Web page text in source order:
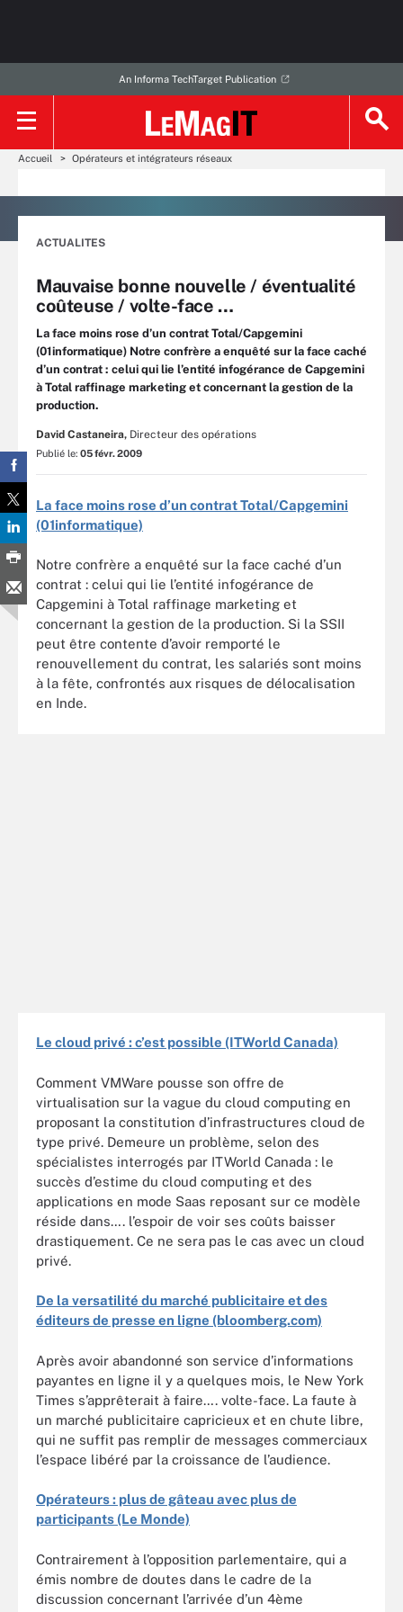
An Informa TechTarget Publication
Accueil Opérateurs et intégrateurs réseaux
ACTUALITES
Mauvaise bonne nouvelle / éventualité
coûteuse / volte-face …
La face moins rose d’un contrat Total/Capgemini
(01informatique) Notre confrère a enquêté sur la face caché
d’un contrat : celui qui lie l’entité infogérance de Capgemini
à Total raffinage marketing et concernant la gestion de la
production.
David Castaneira, Directeur des opérations
Publié le: 05 févr. 2009
La face moins rose d’un contrat Total/Capgemini
(01informatique)
Notre confrère a enquêté sur la face caché d’un
contrat : celui qui lie l’entité infogérance de
Capgemini à Total raffinage marketing et
concernant la gestion de la production. Si la SSII
peut être contente d’avoir remporté le
renouvellement du contrat, les salariés sont moins
à la fête, confrontés aux risques de délocalisation
en Inde.
Le cloud privé : c’est possible (ITWorld Canada)
Comment VMWare pousse son offre de
virtualisation sur la vague du cloud computing en
proposant la constitution d’infrastructures cloud de
type privé. Demeure un problème, selon des
spécialistes interrogés par ITWorld Canada : le
succès d’estime du cloud computing et des
applications en mode Saas reposant sur ce modèle
réside dans…. l’espoir de voir ses coûts baisser
drastiquement. Ce ne sera pas le cas avec un cloud
privé.
De la versatilité du marché publicitaire et des
éditeurs de presse en ligne (bloomberg.com)
Après avoir abandonné son service d’informations
payantes en ligne il y a quelques mois, le New York
Times s’apprêterait à faire…. volte-face. La faute à
un marché publicitaire capricieux et en chute libre,
qui ne suffit pas remplir de messages commerciaux
l’espace libéré par la croissance de l’audience.
Opérateurs : plus de gâteau avec plus de
participants (Le Monde)
Contrairement à l’opposition parlementaire, qui a
émis nombre de doutes dans le cadre de la
discussion concernant l’arrivée d’un 4ème